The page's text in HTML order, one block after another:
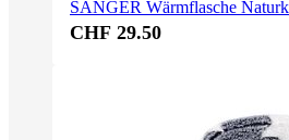
SÄNGER Wärmflasche
CHF 29.50